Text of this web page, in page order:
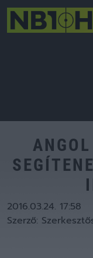
2016.03.24. 17:58
Szerző: